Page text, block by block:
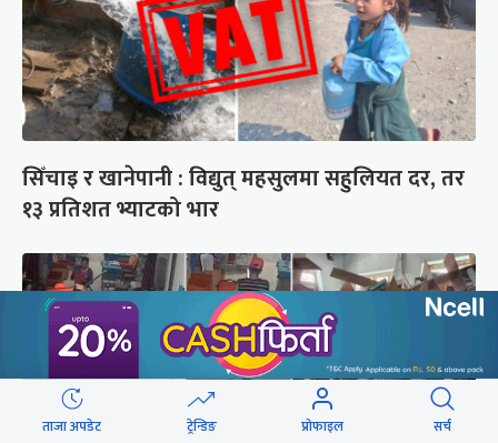
सिँचाइ र खानेपानी : विद्युत् महसुलमा सहुलियत दर, तर
१३ प्रतिशत भ्याटको भार
ताजा अपडेट ट्रेन्डिङ प्रोफाइल सर्च